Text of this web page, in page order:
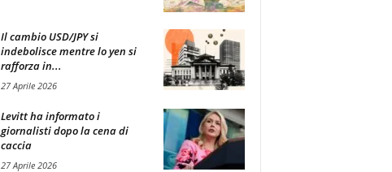
Il cambio USD/JPY si
indebolisce mentre lo yen si
rafforza in...
27 Aprile 2026
Levitt ha informato i
giornalisti dopo la cena di
caccia
27 Aprile 2026